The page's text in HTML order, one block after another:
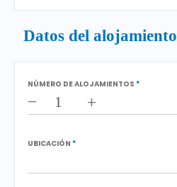
Datos del alojamiento
NÚMERO DE ALOJAMIENTOS *
– +
UBICACIÓN *